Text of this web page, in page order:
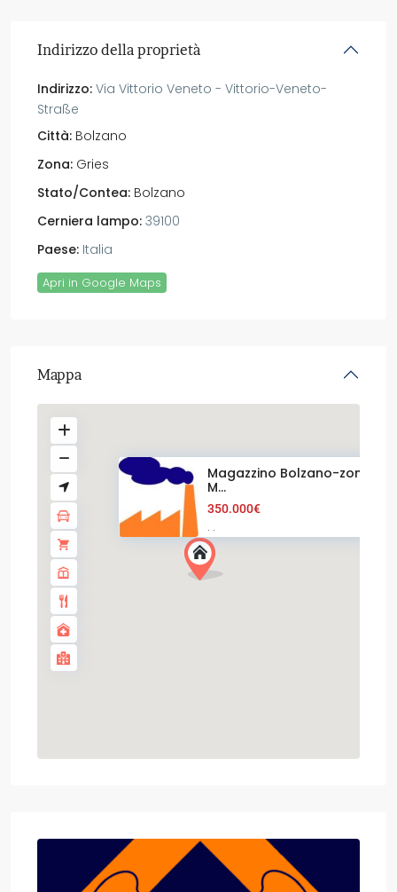
Indirizzo della proprietà
Indirizzo: Via Vittorio Veneto - Vittorio-Veneto-
Straße
Città: Bolzano
Zona: Gries
Stato/Contea: Bolzano
Cerniera lampo: 39100
Paese: Italia
Apri in Google Maps
Mappa
Magazzino Bolzano-zona
M...
350.000€
· ·